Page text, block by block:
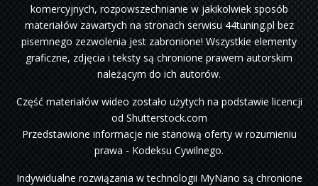
komercyjnych, rozpowszechnianie w jakikolwiek sposób
materiałów zawartych na stronach serwisu 44tuning.pl bez
pisemnego zezwolenia jest zabronione! Wszystkie elementy
graficzne, zdjęcia i teksty są chronione prawem autorskim
należącym do ich autorów.
Część materiałów wideo zostało użytych na podstawie licencji
od Shutterstock.com
Przedstawione informacje nie stanową oferty w rozumieniu
prawa - Kodeksu Cywilnego.
Indywidualne rozwiązania w technologii MyNano są chronione